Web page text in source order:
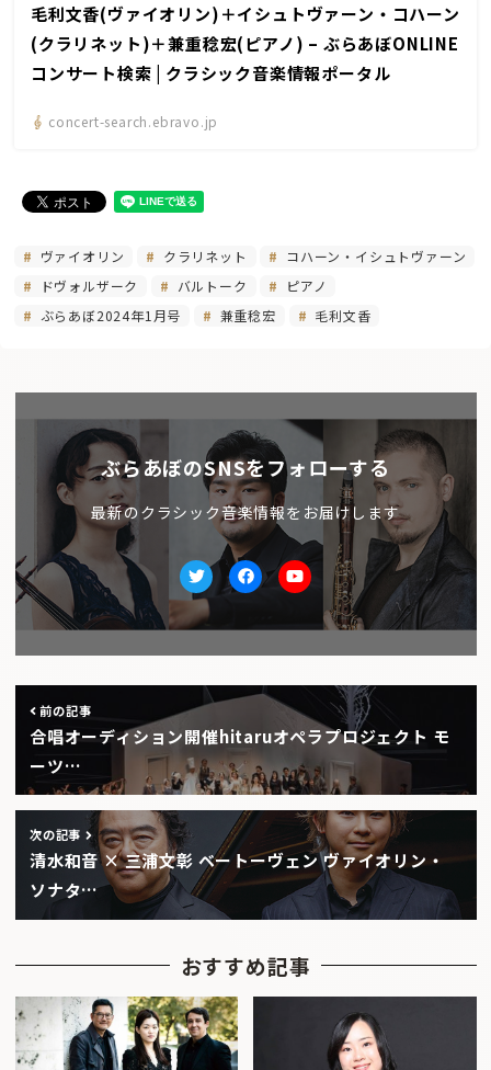
毛利文香(ヴァイオリン)＋イシュトヴァーン・コハーン
(クラリネット)＋兼重稔宏(ピアノ) – ぶらあぼONLINE
コンサート検索 | クラシック音楽情報ポータル
concert-search.ebravo.jp
ヴァイオリン クラリネット
コハーン・イシュトヴァーン
ドヴォルザーク
バルトーク
ピアノ
ぶらあぼ2024年1月号
兼重稔宏 毛利文香
ぶらあぼのSNSをフォローする
最新のクラシック音楽情報をお届けします
TwitterfacebookYoutube
前の記事
合唱オーディション開催hitaruオペラプロジェクト モ
ーツ…
次の記事
清水和音 × 三浦文彰 ベートーヴェン ヴァイオリン・
ソナタ…
おすすめ記事